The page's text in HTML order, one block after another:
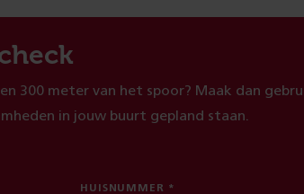
300 meter van het spoor? Maak dan
in jouw buurt gepland staan.
HUISNUMMER